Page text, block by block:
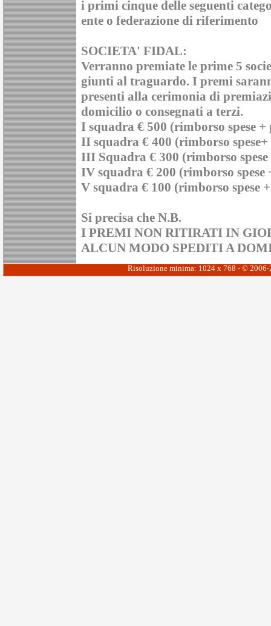
i primi cinque delle seguenti
ente o federazione di riferimento
SOCIETA' FIDAL:
Verranno premiate le prime 5
giunti al traguardo. I premi
presenti alla cerimonia di
domicilio o consegnati a terzi.
I squadra € 500 (rimborso spese
II squadra € 400 (rimborso
III Squadra € 300 (rimborso
IV squadra € 200 (rimborso
V squadra € 100 (rimborso spese
Si precisa che N.B.
I PREMI NON RITIRATI IN
ALCUN MODO SPEDITI A
Risoluzione minima: 1024 x 768 - ©